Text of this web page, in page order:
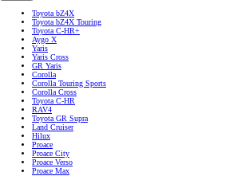
Toyota bZ4X
Toyota bZ4X Touring
Toyota C-HR+
Aygo X
Yaris
Yaris Cross
GR Yaris
Corolla
Corolla Touring Sports
Corolla Cross
Toyota C-HR
RAV4
Toyota GR Supra
Land Cruiser
Hilux
Proace
Proace City
Proace Verso
Proace Max